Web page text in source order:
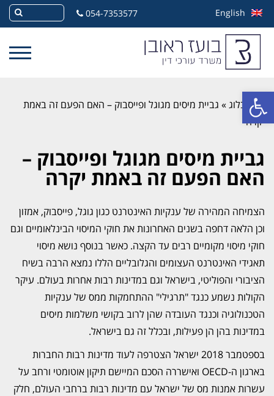
פתח סרגל נגישות
English
054-7353577
» בלוג» גביית מיסים מגוגל ופייסבוק – האם הפעם זה באמת
יקרה
גביית מיסים מגוגל ופייסבוק –
האם הפעם זה באמת יקרה
הצמיחה המהירה של ענקיות האינטרנט כגון גוגל, פייסבוק, אמזון
וכן הלאה דחפה בשנים האחרונות את חוקי המיסוי הבינלאומיים וגם
חוקי מיסוי מקומיים רבים עד הקצה. כאשר בנוסף נושא מיסוי
תאגידי האינטרנט העצומים והגלובליים הללו נמצא הרבה בשיח
הציבורי והפוליטי, בישראל וגם במדינות רבות אחרות בעולם. עיקר
הקולות נשמע כנגד "תרגילי" ההתחמקות ממס של ענקיות
הטכנולוגיה וכנגד העובדה שהן לרוב בקושי משלמות מיסים
במדינות בהן הן פעילות, ובכלל זה גם בישראל.
בספטמבר 2018 ישראל הצטרפה לעוד מדינות רבות החברות
בארגון ה-OECD ואישררה הסכם המיישם תיקון אוטומטי ורחב על
עשרות אמנות מס של ישראל עם מדינות רבות ברחבי העולם, חלק